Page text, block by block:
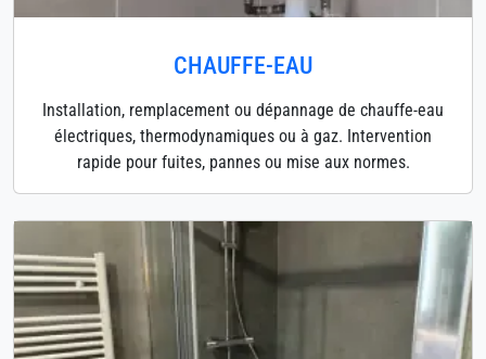
CHAUFFE-EAU
Installation, remplacement ou dépannage de chauffe-eau
électriques, thermodynamiques ou à gaz. Intervention
rapide pour fuites, pannes ou mise aux normes.